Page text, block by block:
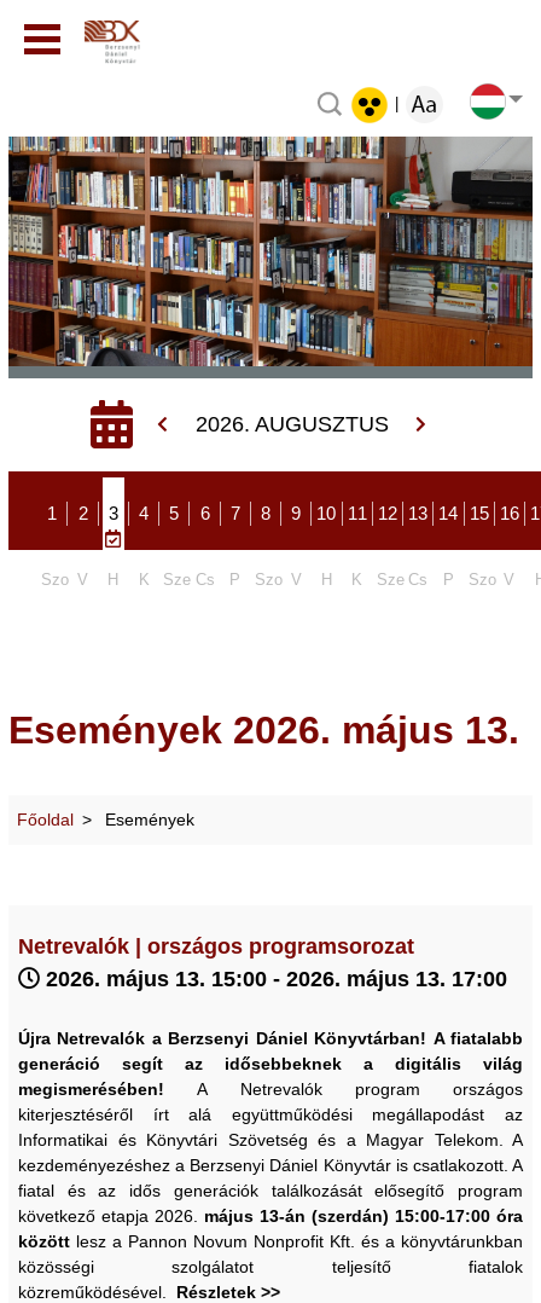
2026. AUGUSZTUS
1 2 3 4 5 6 7 8 9 10 11 12 13 14 15 16
Szo V H K Sze Cs P Szo V H K Sze Cs P Szo V
Események 2026. május 13.
Főoldal Események
Netrevalók | országos programsorozat
2026. május 13. 15:00 - 2026. május 13. 17:00
Újra Netrevalók a Berzsenyi Dániel Könyvtárban! A fiatalabb
generáció segít az idősebbeknek a digitális világ
megismerésében!A Netrevalók program országos
kiterjesztéséről írt alá együttműködési megállapodást az
Informatikai és Könyvtári Szövetség és a Magyar Telekom. A
kezdeményezéshez a Berzsenyi Dániel Könyvtár is csatlakozott. A
fiatal és az idős generációk találkozását elősegítő program
következő etapja 2026. május 13-án (szerdán) 15:00-17:00 óra
között lesz a Pannon Novum Nonprofit Kft. és a könyvtárunkban
közösségi szolgálatot teljesítő fiatalok
közreműködésével.
Részletek >>